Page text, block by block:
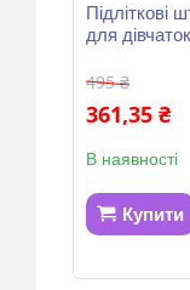
Підліткові
для
495 ₴
361,35 ₴
В наявності
Купити